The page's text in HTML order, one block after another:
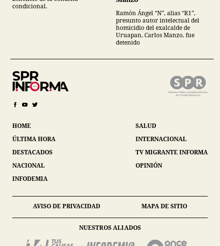
condicional.
Ramón Ángel “N”, alias “R1”,
presunto autor intelectual del
homicidio del exalcalde de
Uruapan, Carlos Manzo, fue
detenido
HOME
ÚLTIMA HORA
DESTACADOS
NACIONAL
INFODEMIA
SALUD
INTERNACIONAL
TV MIGRANTE INFORMA
OPINIÓN
AVISO DE PRIVACIDAD MAPA DE SITIO
NUESTROS ALIADOS